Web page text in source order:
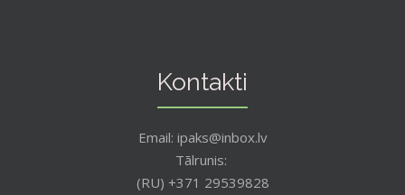
Kontakti
Email: ipaks@inbox.lv
Tālrunis:
(RU) +371 29539828